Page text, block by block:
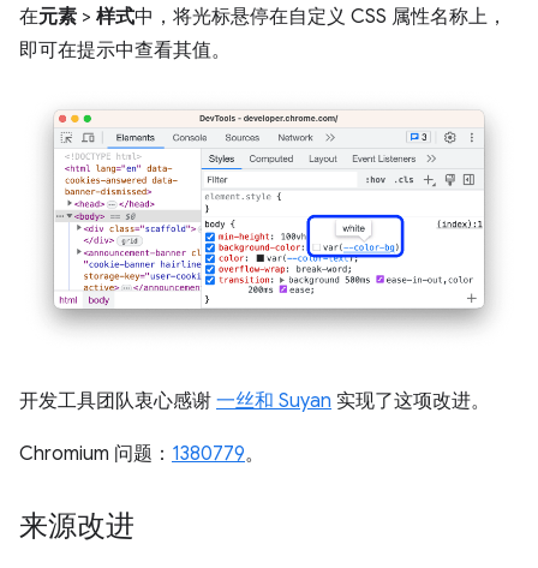
在元素 > 样式中，将光标悬停在自定义 CSS 属性名称上，
即可在提示中查看其值。
开发工具团队衷心感谢 一丝和 Suyan 实现了这项改进。
Chromium 问题： 1380779。
来源改进